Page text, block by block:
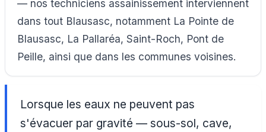
— nos techniciens assainissement interviennent
dans tout Blausasc, notamment La Pointe de
Blausasc, La Pallaréa, Saint-Roch, Pont de
Peille, ainsi que dans les communes voisines.
Lorsque les eaux ne peuvent pas
s'évacuer par gravité — sous-sol, cave,